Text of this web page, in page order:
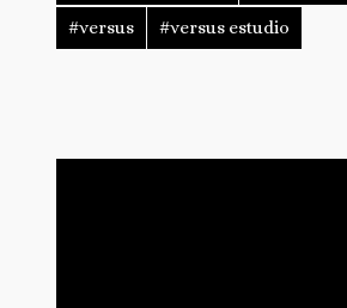
#versus #versus estudio